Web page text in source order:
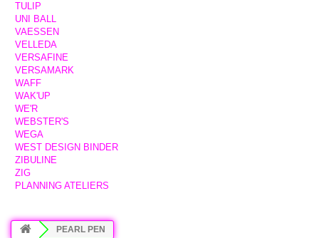
TULIP
UNI BALL
VAESSEN
VELLEDA
VERSAFINE
VERSAMARK
WAFF
WAK'UP
WE'R
WEBSTER'S
WEGA
WEST DESIGN BINDER
ZIBULINE
ZIG
PLANNING ATELIERS
PEARL PEN